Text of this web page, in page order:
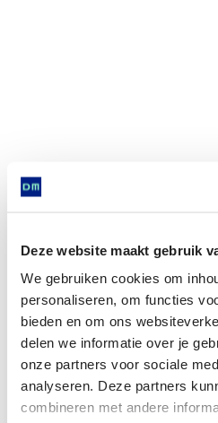
Deze website maakt gebruik
We gebruiken cookies om
personaliseren, om functies
bieden en om ons
delen we informatie over je
onze partners voor sociale
analyseren. Deze partners
combineren met andere
Trechterbeker
Komt voor